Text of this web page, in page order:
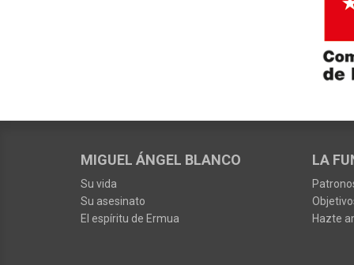
MIGUEL ÁNGEL BLANCO
Su vida
Su asesinato
El espíritu de Ermua
LA
Hazte